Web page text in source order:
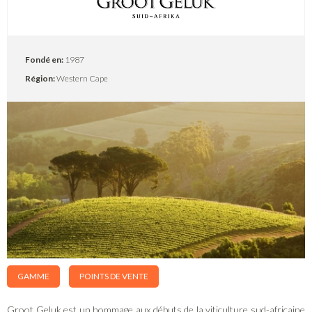
GAMME POINTS DE VENTE
Fondé en: 1987
Région:Western Cape